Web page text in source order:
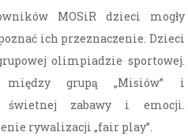
MOSiR dzieci mogły
ich przeznaczenie. Dzieci
olimpiadzie sportowej.
między grupą „Misiów” i
świetnej zabawy i emocji.
rywalizacji „fair play”.